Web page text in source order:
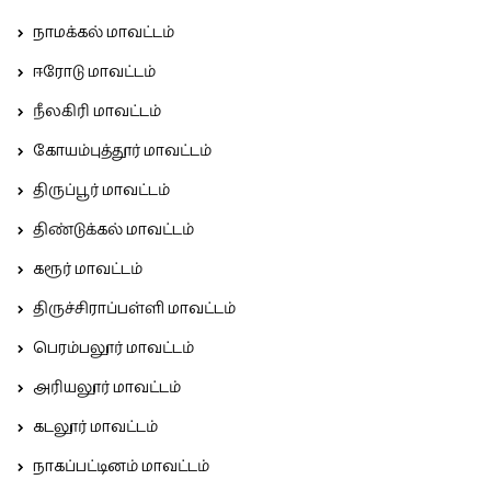
நாமக்கல் மாவட்டம்
ஈரோடு மாவட்டம்
நீலகிரி மாவட்டம்
கோயம்புத்தூர் மாவட்டம்
திருப்பூர் மாவட்டம்
திண்டுக்கல் மாவட்டம்
கரூர் மாவட்டம்
திருச்சிராப்பள்ளி மாவட்டம்
பெரம்பலூர் மாவட்டம்
அரியலூர் மாவட்டம்
கடலூர் மாவட்டம்
நாகப்பட்டினம் மாவட்டம்